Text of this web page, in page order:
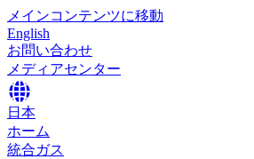
メインコンテンツに移動
English
お問い合わせ
メディアセンター
日本
ホーム
統合ガス